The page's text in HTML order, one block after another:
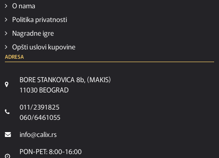
O nama
Politika privatnosti
Nagradne igre
Opšti uslovi kupovine
ADRESA
BORE STANKOVICA 8b, (MAKIS)
11030 BEOGRAD
011/2391825
060/6461055
info@calix.rs
PON-PET: 8:00-16:00